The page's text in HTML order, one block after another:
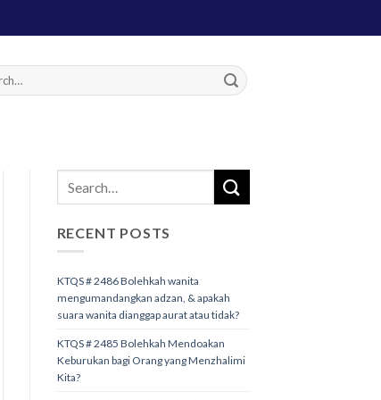
RECENT POSTS
KTQS # 2486 Bolehkah wanita
mengumandangkan adzan, & apakah
suara wanita dianggap aurat atau tidak?
KTQS # 2485 Bolehkah Mendoakan
Keburukan bagi Orang yang Menzhalimi
Kita?